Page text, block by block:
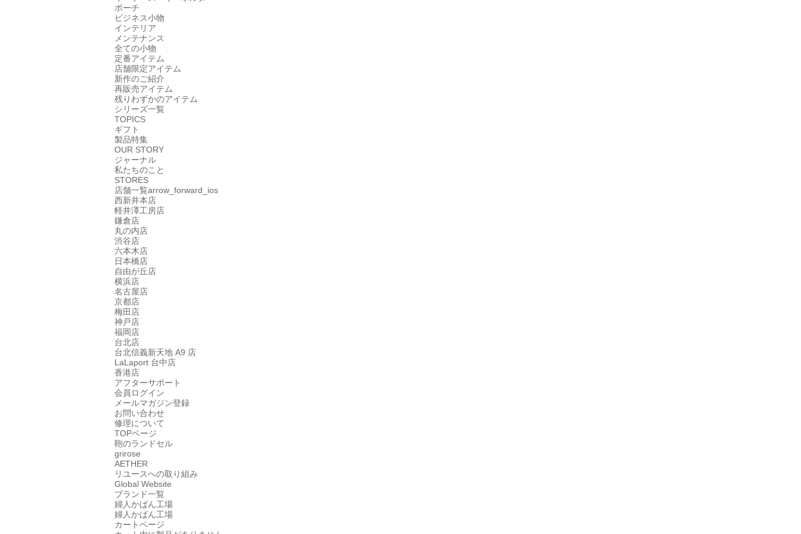
ポーチ
ビジネス小物
インテリア
メンテナンス
全ての小物
定番アイテム
店舗限定アイテム
新作のご紹介
再販売アイテム
残りわずかのアイテム
シリーズ一覧
TOPICS
ギフト
製品特集
OUR STORY
ジャーナル
私たちのこと
STORES
店舗一覧arrow_forward_ios
西新井本店
軽井澤工房店
鎌倉店
丸の内店
渋谷店
六本木店
日本橋店
自由が丘店
横浜店
名古屋店
京都店
梅田店
神戸店
福岡店
台北店
台北信義新天地 A9 店
LaLaport 台中店
香港店
アフターサポート
会員ログイン
メールマガジン登録
お問い合わせ
修理について
TOPページ
鞄のランドセル
grirose
AETHER
リユースへの取り組み
Global Website
ブランド一覧
婦人かばん工場
婦人かばん工場
カートページ